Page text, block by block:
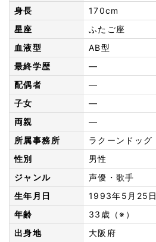
身長
170cm
星座
ふたご座
血液型
AB型
最終学歴
—
配偶者
—
子女
—
両親
—
所属事務所
ラクーンドッグ
性別
男性
ジャンル
声優・歌手
生年月日
1993年5月25日
年齢
33歳（※）
出身地
大阪府